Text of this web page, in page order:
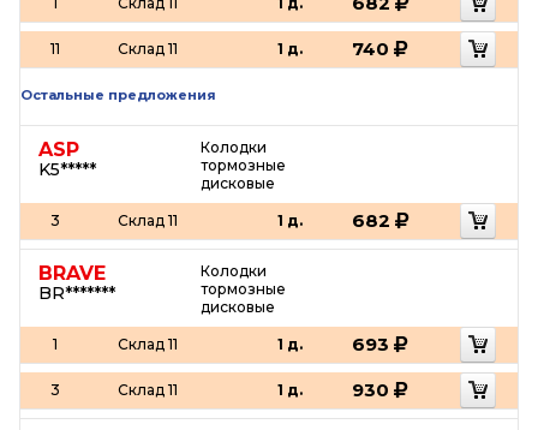
11 Склад 11 1 д. 740
Остальные предложения
ASP
K5*****
Колодки
тормозные
дисковые
3 Склад 11 1 д. 682
BRAVE
BR*******
Колодки
тормозные
дисковые
1 Склад 11 1 д. 693
3 Склад 11 1 д. 930